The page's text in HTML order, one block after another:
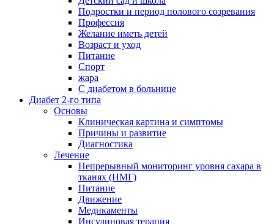
Подростки и период полового созревания
Профессия
Желание иметь детей
Возраст и уход
Питание
Спорт
жара
С диабетом в больнице
Диабет 2-го типа
Основы
Клиническая картина и симптомы
Причины и развитие
Диагностика
Лечение
Непрерывный мониторинг уровня сахара в
тканях (НМГ)
Питание
Движение
Медикаменты
Инсулиновая терапия